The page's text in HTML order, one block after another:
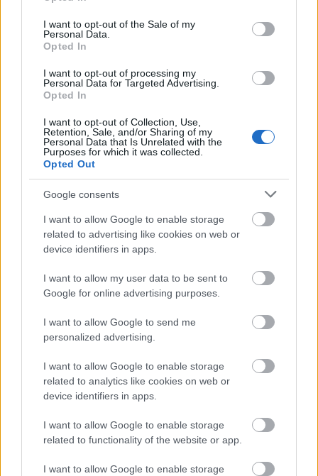
use your data for below specified purposes in below Google
consent section.
I want to opt-out of the Sale of my
Personal Data.
Opted In
I want to opt-out of processing my
Personal Data for Targeted Advertising.
Opted In
I want to opt-out of Collection, Use,
Retention, Sale, and/or Sharing of my
Personal Data that Is Unrelated with the
Purposes for which it was collected.
Opted Out
Google consents
I want to allow Google to enable storage
related to advertising like cookies on web or
device identifiers in apps.
I want to allow my user data to be sent to
Google for online advertising purposes.
I want to allow Google to send me
personalized advertising.
I want to allow Google to enable storage
related to analytics like cookies on web or
device identifiers in apps.
I want to allow Google to enable storage
related to functionality of the website or app.
I want to allow Google to enable storage
már csak ilyen).
Joel Coen (és természetesen a testvére) kiváló filmet
rendezett egy kiváló forgatókönyvből. A
színészvezetés tökéletes, a történet íve kerek,
megszámlálhatatlan emlékezetes pillanat található
a filmben (egyéni kedvenc: amikor a Gaear
rezzenéstelen arccal teszi az aprítóba társai testének
darabjait). A vége felé akad egy-két jelenet, ami
kevésbé erős, de ennél nagyobb bajunk ne legyen
soha.
Egy zseniálisan jó film a Coen testvérektől, kiváló
színészi alakításokkal, kötelező darab!
Címkék:thriller dráma filmkritikák
Könyvajánló: Gyarmati-Paor Zoltán:
Arc/vonal (2026)